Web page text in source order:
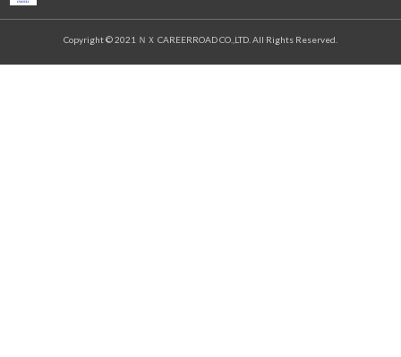
Copyright © 2021 ＮＸ CAREERROAD CO.,LTD. All Rights Reserved.